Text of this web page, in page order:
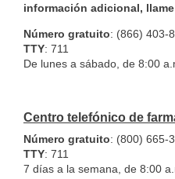
información adicional,
Número gratuito: (866) 403-
TTY: 711
De lunes a sábado, de 8:00
Centro telefónico de
Número gratuito: (800) 665-
TTY: 711
7 días a la semana, de 8:00